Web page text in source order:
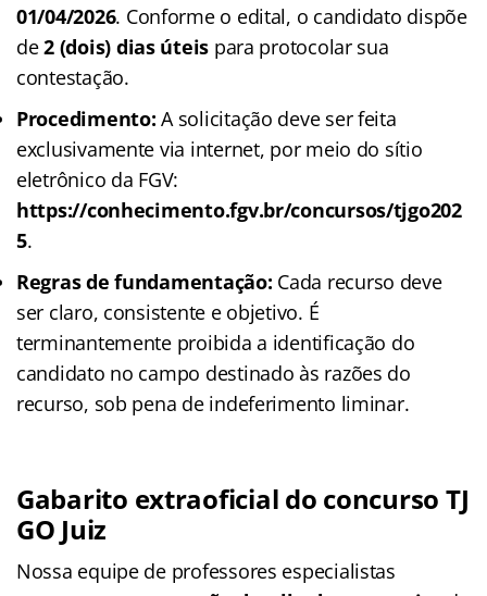
01/04/2026. Conforme o edital, o candidato dispõe
de2 (dois) dias úteis para protocolar sua
contestação.
Procedimento: A solicitação deve ser feita
exclusivamente via internet, por meio do sítio
eletrônico da FGV:
https://conhecimento.fgv.br/concursos/tjgo202
5.
Regras de fundamentação: Cada recurso deve
ser claro, consistente e objetivo. É
terminantemente proibida a identificação do
candidato no campo destinado às razões do
recurso, sob pena de indeferimento liminar.
Gabarito extraoficial do concurso TJ
GO Juiz
Nossa equipe de professores especialistas